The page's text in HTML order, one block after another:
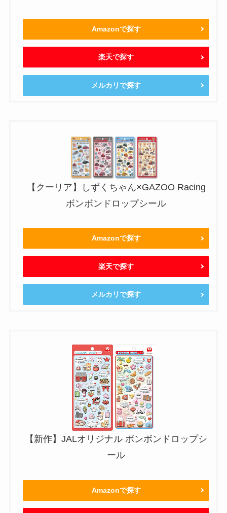
Amazonで探す
楽天で探す
メルカリで探す
【クーリア】しずくちゃん×GAZOO Racing
ボンボンドロップシール
Amazonで探す
楽天で探す
メルカリで探す
【新作】JALオリジナル ボンボンドロップシ
ール
Amazonで探す